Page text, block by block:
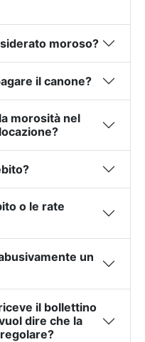
moroso?
il canone?
morosità nel
o le rate
un
il bollettino
dire che la